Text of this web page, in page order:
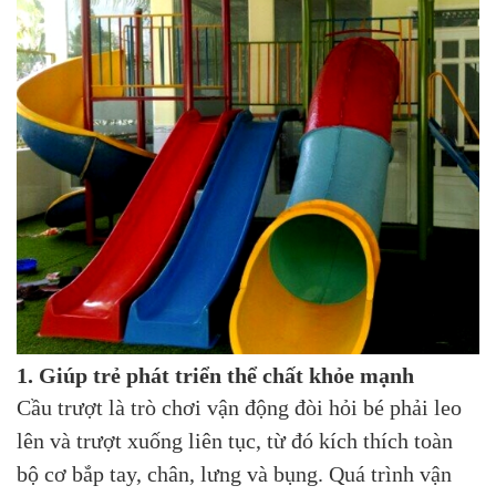
1. Giúp trẻ phát triển thể chất khỏe mạnh
Cầu trượt là trò chơi vận động đòi hỏi bé phải leo
lên và trượt xuống liên tục, từ đó kích thích toàn
bộ cơ bắp tay, chân, lưng và bụng. Quá trình vận